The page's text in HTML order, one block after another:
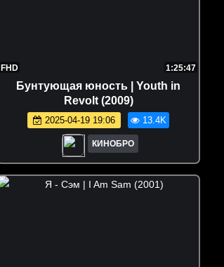
FHD 1:25:47
Бунтующая юность | Youth in
Revolt (2009)
2025-04-19 19:06 13.4K
КИНОБРО